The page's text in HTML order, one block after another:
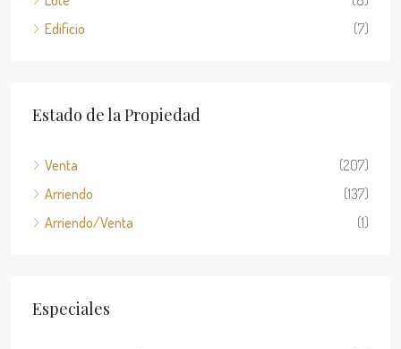
Edificio
(7)
Estado de la Propiedad
Venta
(207)
Arriendo
(137)
Arriendo/Venta
(1)
Especiales